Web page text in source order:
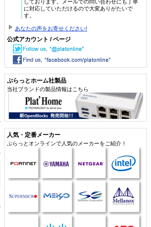
しております。メールでの問い合わせにも丁寧
に対応していただけるので大変ありがたいで
す。
あなたの声をお寄せください!
公式アカウント / ページ
ぷらっとホーム社製品
当社ブランドの製品情報はこちら
人気・定番メーカー
ぷらっとオンラインで人気のメーカーをご紹介！